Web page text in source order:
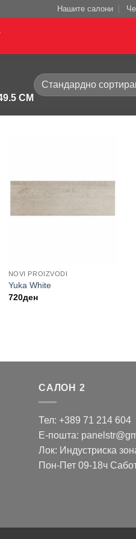
Нашите салони
CM
NOVI PROIZVODI
Yuka White
720ден
САЛОН 2
Тел: +389 71 214 604
Е-пошта:
Лок: Индустриска
Пон-Пет 09-18ч